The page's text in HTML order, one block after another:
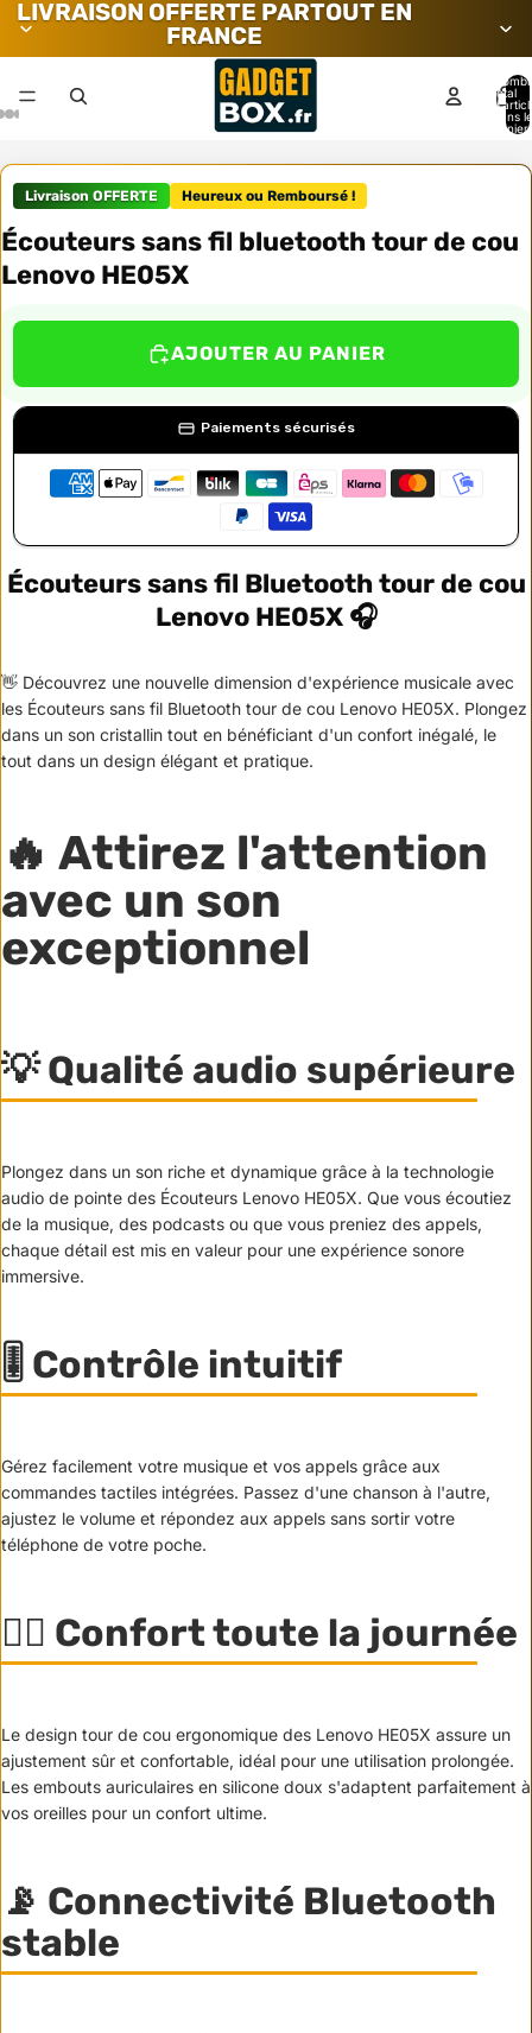
LIVRAISON OFFERTE PARTOUT EN
FRANCE
total
dans le
Livraison OFFERTE Heureux ou Remboursé !
Écouteurs sans fil bluetooth tour de cou
Lenovo HE05X
AJOUTER AU PANIER
Paiements sécurisés
Écouteurs sans fil Bluetooth tour de cou
Lenovo HE05X 🎧
👋 Découvrez une nouvelle dimension d'expérience musicale avec
les Écouteurs sans fil Bluetooth tour de cou Lenovo HE05X. Plongez
dans un son cristallin tout en bénéficiant d'un confort inégalé, le
tout dans un design élégant et pratique.
🔥 Attirez l'attention
avec un son
exceptionnel
💡 Qualité audio supérieure
Plongez dans un son riche et dynamique grâce à la technologie
audio de pointe des Écouteurs Lenovo HE05X. Que vous écoutiez
de la musique, des podcasts ou que vous preniez des appels,
chaque détail est mis en valeur pour une expérience sonore
immersive.
🎚️ Contrôle intuitif
Gérez facilement votre musique et vos appels grâce aux
commandes tactiles intégrées. Passez d'une chanson à l'autre,
ajustez le volume et répondez aux appels sans sortir votre
téléphone de votre poche.
🏃‍♂️ Confort toute la journée
Le design tour de cou ergonomique des Lenovo HE05X assure un
ajustement sûr et confortable, idéal pour une utilisation prolongée.
Les embouts auriculaires en silicone doux s'adaptent parfaitement à
vos oreilles pour un confort ultime.
📡 Connectivité Bluetooth
stable